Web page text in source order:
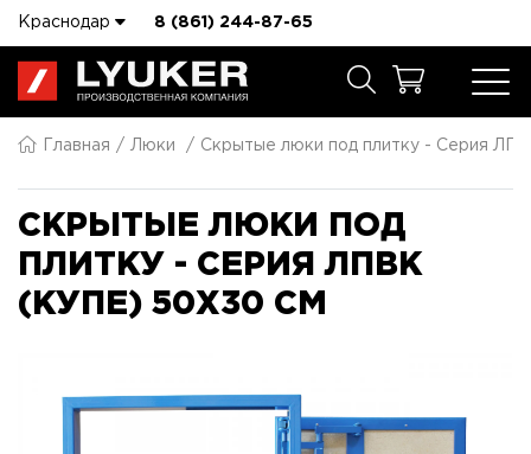
Краснодар 8 (861) 244-87-65
Главная Люки Скрытые люки под плитку - Серия
СКРЫТЫЕ ЛЮКИ ПОД
ПЛИТКУ - СЕРИЯ ЛПВК
(КУПЕ) 50X30 СМ